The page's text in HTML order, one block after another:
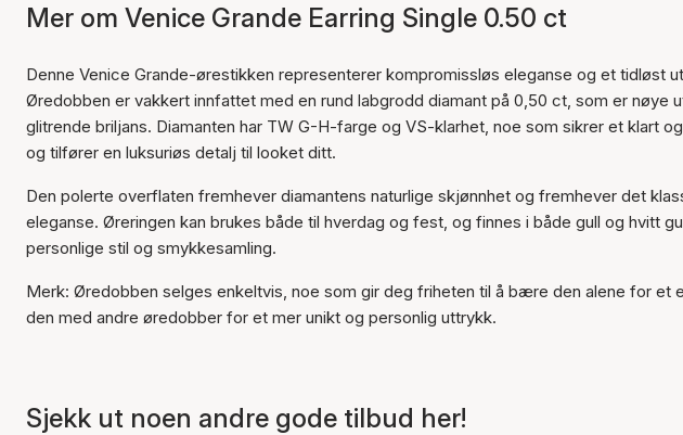
Mer om Venice Grande Earring Single 0.50 ct
Denne Venice Grande-ørestikken representerer kompromissløs eleganse og et tidløst
Øredobben er vakkert innfattet med en rund labgrodd diamant på 0,50 ct, som er nøye
glitrende briljans. Diamanten har TW G-H-farge og VS-klarhet, noe som sikrer et klart
og tilfører en luksuriøs detalj til looket ditt.
Den polerte overflaten fremhever diamantens naturlige skjønnhet og fremhever det
eleganse. Øreringen kan brukes både til hverdag og fest, og finnes i både gull og hvitt
personlige stil og smykkesamling.
Merk: Øredobben selges enkeltvis, noe som gir deg friheten til å bære den alene for et
den med andre øredobber for et mer unikt og personlig uttrykk.
Sjekk ut noen andre gode tilbud her!